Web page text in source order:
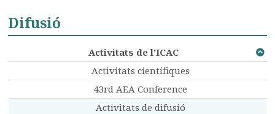
Difusió
Activitats de l’ICAC
Activitats científiques
43rd AEA Conference
Activitats de difusió